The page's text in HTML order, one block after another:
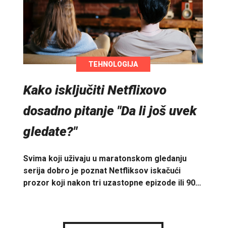
TEHNOLOGIJA
Kako isključiti Netflixovo
dosadno pitanje "Da li još uvek
gledate?"
Svima koji uživaju u maratonskom gledanju
serija dobro je poznat Netfliksov iskačući
prozor koji nakon tri uzastopne epizode ili 90…